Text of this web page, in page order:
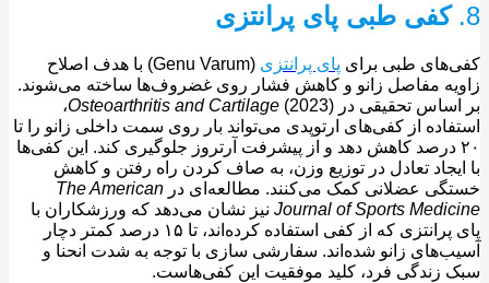
کفی طبی پای پرانتزی
طبی برای پای پرانتزی
(Genu Varum) با هدف اصلاح
مفاصل زانو و کاهش فشار روی غضروف‌ها ساخته می‌شوند.
تحقیقی در
Osteoarthritis and Cartilage(2023)،
از کفی‌های ارتوپدی می‌تواند بار روی سمت داخلی زانو را تا
درصد کاهش دهد و از پیشرفت آرتروز جلوگیری کند. این کفی‌ها
تعادل در توزیع وزن، به صاف کردن راه رفتن و کاهش
عضلانی کمک می‌کنند. مطالعه‌ای درThe American
Journal of Sportsنیز نشان می‌دهد که ورزشکاران با
پای پرانتزی که از کفی استفاده کرده‌اند، تا ۱۵ درصد کمتر دچار
زانو شده‌اند. سفارشی سازی با توجه به شدت انحنا و
زندگی فرد، کلید موفقیت این کفی‌هاست.